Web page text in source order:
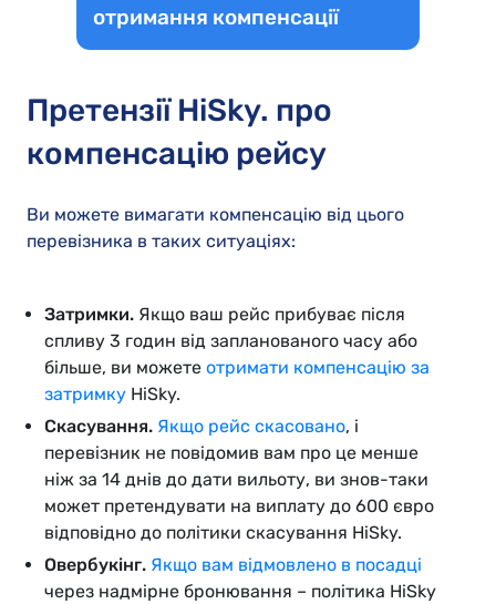
отримання компенсації
Претензії HiSky. про
компенсацію рейсу
Ви можете вимагати компенсацію від цього
перевізника в таких ситуаціях:
Затримки. Якщо ваш рейс прибуває після
спливу 3 годин від запланованого часу або
більше, ви можете отримати компенсацію за
затримку HiSky.
Скасування. Якщо рейс скасовано, і
перевізник не повідомив вам про це менше
ніж за 14 днів до дати вильоту, ви знов-таки
может претендувати на виплату до 600 євро
відповідно до політики скасування HiSky.
Овербукінг. Якщо вам відмовлено в посадці
через надмірне бронювання – політика HiSky